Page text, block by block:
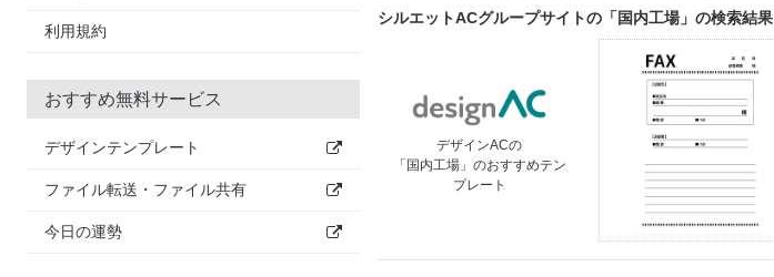
利用規約
おすすめ無料サービス
デザインテンプレート
ファイル転送・ファイル共有
今日の運勢
シルエットACグループサイトの「国内工場」の検索結果
デザインACの
「国内工場」のおすすめテン
プレート